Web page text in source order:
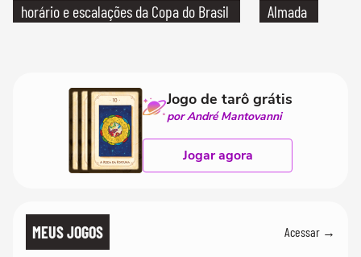
horário e escalações da Copa do Brasil
Almada
Jogo de tarô grátis
por André Mantovanni
Jogar agora
MEUS JOGOS Acessar →